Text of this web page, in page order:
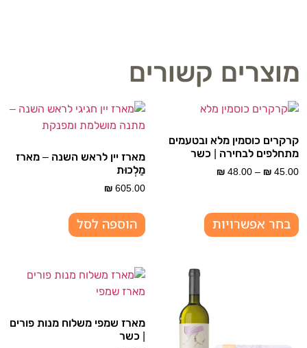
מוצרים קשורים
קרקרים כוסמין מלא ובטעמים
מתחלפים לבחירה | כשר
₪ 45.00
–
₪ 48.00
בחר אפשרויות
מארז יין לראש השנה – מארז
מַלְכוּת
₪ 605.00
הוספה לסל
מארז שמפי משלוח מנות פורים
| כשר